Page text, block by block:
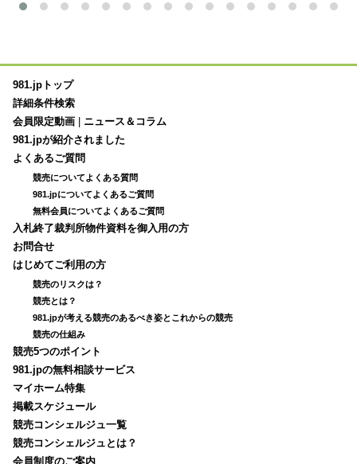
981.jpトップ
詳細条件検索
会員限定動画
ニュース＆コラム
981.jpが紹介されました
よくあるご質問
競売についてよくある質問
981.jpについてよくあるご質問
無料会員についてよくあるご質問
入札終了裁判所物件資料を御入用の方
お問合せ
はじめてご利用の方
競売のリスクは？
競売とは？
981.jpが考える競売のあるべき姿とこれからの競売
競売の仕組み
競売5つのポイント
981.jpの無料相談サービス
マイホーム特集
掲載スケジュール
競売コンシェルジュ一覧
競売コンシェルジュとは？
会員制度のご案内